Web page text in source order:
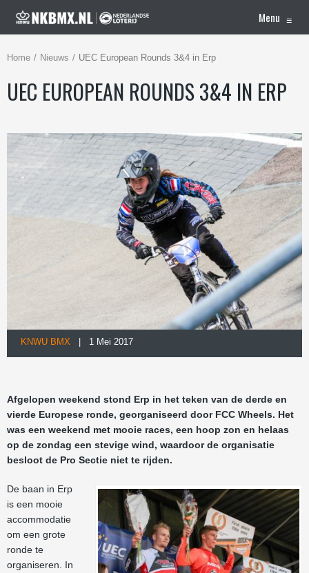
Menu ≡
Home Nieuws UEC European Rounds 3&4 in Erp
UEC EUROPEAN ROUNDS 3&4 IN ERP
KNWU BMX | 1 Mei 2017
Afgelopen weekend stond Erp in het teken van de derde en
vierde Europese ronde, georganiseerd door FCC Wheels. Het
was een weekend met mooie races, een hoop zon en helaas
op de zondag een stevige wind, waardoor de organisatie
besloot de Pro Sectie niet te rijden.
De baan in Erp
is een mooie
accommodatie
om een grote
ronde te
organiseren. In